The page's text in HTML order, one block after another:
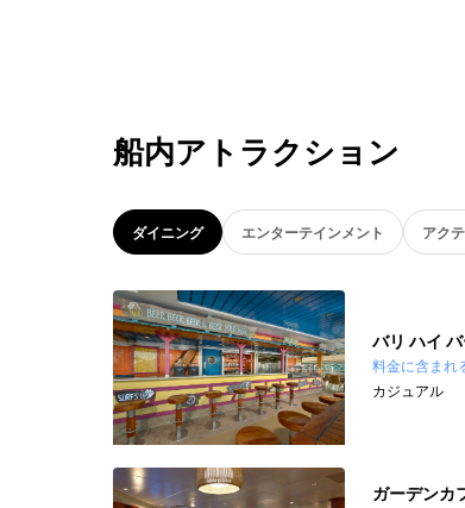
船内アトラクション
ダイニング エンターテインメント アク
バリ ハイ
料金に含まれ
カジュアル
ガーデンカ